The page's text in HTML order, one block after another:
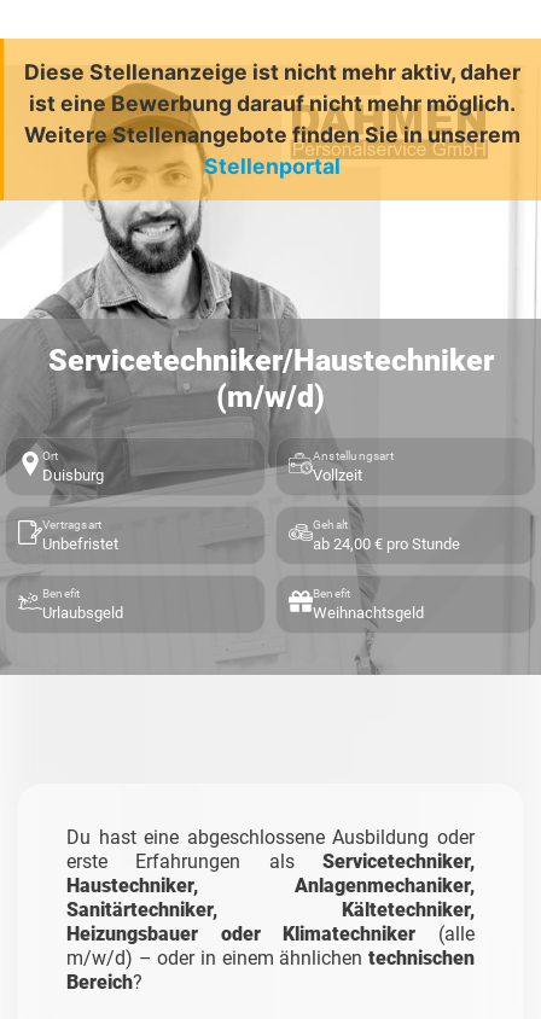
Diese Stellenanzeige ist nicht mehr aktiv, daher
ist eine Bewerbung darauf nicht mehr möglich.
Weitere Stellenangebote finden Sie in unserem
Stellenportal
Servicetechniker/Haustechniker
(m/w/d)
Ort
Duisburg
Anstellungsart
Vollzeit
Vertragsart
Unbefristet
Gehalt
ab 24,00 € pro Stunde
Benefit
Urlaubsgeld
Benefit
Weihnachtsgeld
Du hast eine abgeschlossene Ausbildung oder
erste Erfahrungen als Servicetechniker,
Haustechniker, Anlagenmechaniker,
Sanitärtechniker, Kältetechniker,
Heizungsbauer oder Klimatechniker (alle
m/w/d) – oder in einem ähnlichen technischen
Bereich?